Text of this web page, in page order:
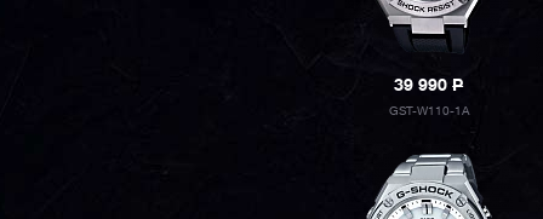
39 990P
GST-W110-1A